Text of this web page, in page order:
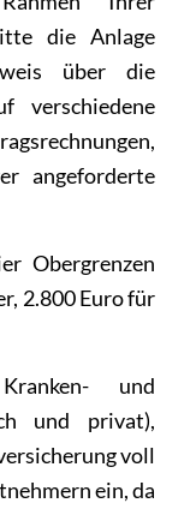
die Anlage
über die
verschiedene
angeforderte
Obergrenzen
2.800 Euro für
und
und privat),
voll
ein, da